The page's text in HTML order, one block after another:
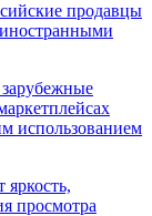
продавцы
использованием
просмотра